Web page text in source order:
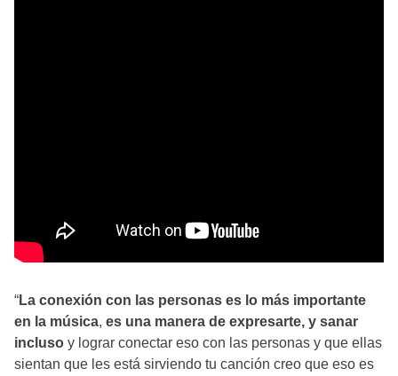
“La conexión con las personas es lo más importante
en la música, es una manera de expresarte, y sanar
incluso y lograr conectar eso con las personas y que ellas
sientan que les está sirviendo tu canción creo que eso es